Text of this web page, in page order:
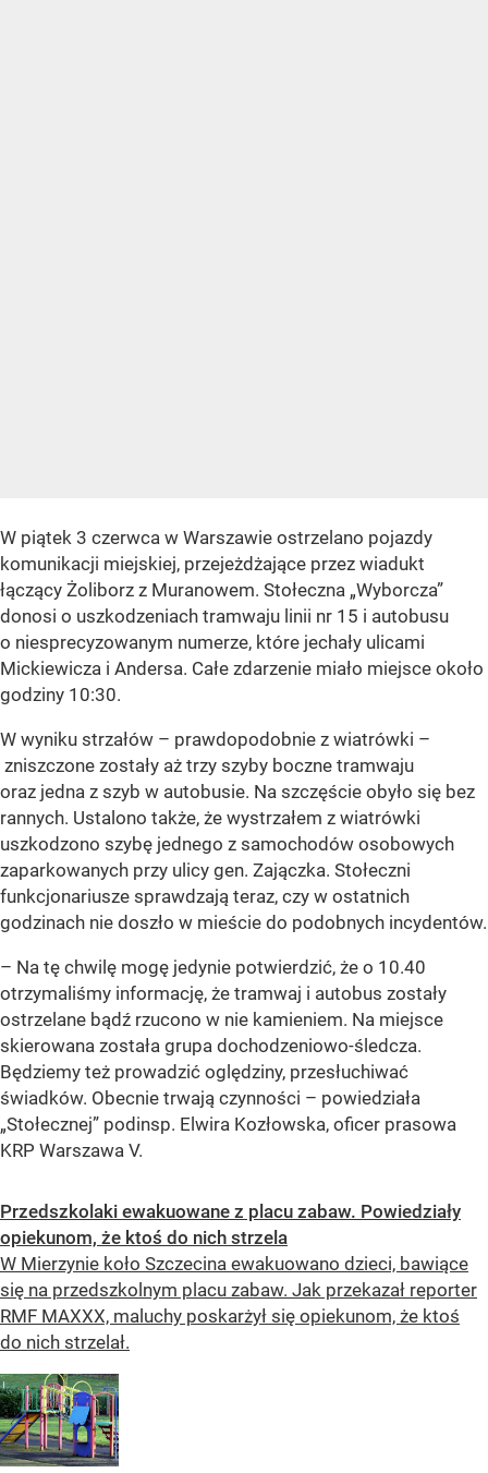
W piątek 3 czerwca w Warszawie ostrzelano pojazdy
komunikacji miejskiej, przejeżdżające przez wiadukt
łączący Żoliborz z Muranowem. Stołeczna „Wyborcza”
donosi o uszkodzeniach tramwaju linii nr 15 i autobusu
o niesprecyzowanym numerze, które jechały ulicami
Mickiewicza i Andersa. Całe zdarzenie miało miejsce około
godziny 10:30.
W wyniku strzałów – prawdopodobnie z wiatrówki –
zniszczone zostały aż trzy szyby boczne tramwaju
oraz jedna z szyb w autobusie. Na szczęście obyło się bez
rannych. Ustalono także, że wystrzałem z wiatrówki
uszkodzono szybę jednego z samochodów osobowych
zaparkowanych przy ulicy gen. Zajączka. Stołeczni
funkcjonariusze sprawdzają teraz, czy w ostatnich
godzinach nie doszło w mieście do podobnych incydentów.
– Na tę chwilę mogę jedynie potwierdzić, że o 10.40
otrzymaliśmy informację, że tramwaj i autobus zostały
ostrzelane bądź rzucono w nie kamieniem. Na miejsce
skierowana została grupa dochodzeniowo-śledcza.
Będziemy też prowadzić oględziny, przesłuchiwać
świadków. Obecnie trwają czynności – powiedziała
„Stołecznej” podinsp. Elwira Kozłowska, oficer prasowa
KRP Warszawa V.
Przedszkolaki ewakuowane z placu zabaw. Powiedziały
opiekunom, że ktoś do nich strzela
W Mierzynie koło Szczecina ewakuowano dzieci, bawiące
się na przedszkolnym placu zabaw. Jak przekazał reporter
RMF MAXXX, maluchy poskarżył się opiekunom, że ktoś
do nich strzelał.